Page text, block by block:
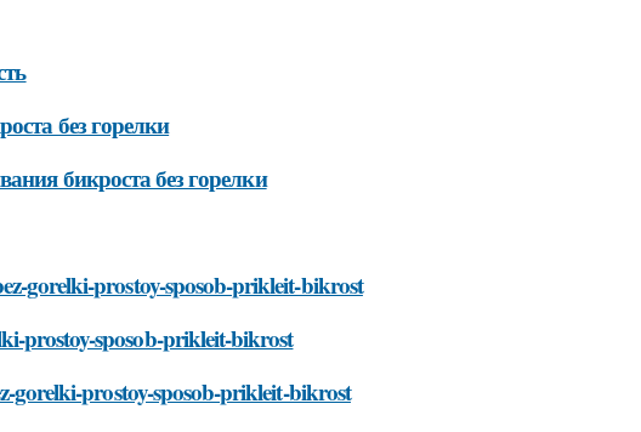
без горелки
бикроста без горелки
gorelki-prostoy-sposob-prikleit-bikrost
prostoy-sposob-prikleit-bikrost
gorelki-prostoy-sposob-prikleit-bikrost